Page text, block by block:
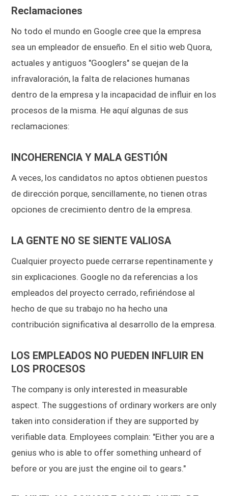
Reclamaciones
No todo el mundo en Google cree que la empresa
sea un empleador de ensueño. En el sitio web Quora,
actuales y antiguos "Googlers" se quejan de la
infravaloración, la falta de relaciones humanas
dentro de la empresa y la incapacidad de influir en los
procesos de la misma. He aquí algunas de sus
reclamaciones:
INCOHERENCIA Y MALA GESTIÓN
A veces, los candidatos no aptos obtienen puestos
de dirección porque, sencillamente, no tienen otras
opciones de crecimiento dentro de la empresa.
LA GENTE NO SE SIENTE VALIOSA
Cualquier proyecto puede cerrarse repentinamente y
sin explicaciones. Google no da referencias a los
empleados del proyecto cerrado, refiriéndose al
hecho de que su trabajo no ha hecho una
contribución significativa al desarrollo de la empresa.
LOS EMPLEADOS NO PUEDEN INFLUIR EN
LOS PROCESOS
The company is only interested in measurable
aspect. The suggestions of ordinary workers are only
taken into consideration if they are supported by
verifiable data. Employees complain: "Either you are a
genius who is able to offer something unheard of
before or you are just the engine oil to gears."